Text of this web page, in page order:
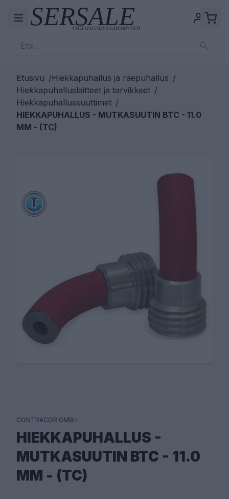
Etusivu /Hiekkapuhallus ja raepuhallus /
Hiekkapuhalluslaitteet ja tarvikkeet /
Hiekkapuhallussuuttimet /
HIEKKAPUHALLUS - MUTKASUUTIN BTC - 11.0
MM - (TC)
CONTRACOR GMBH
HIEKKAPUHALLUS -
MUTKASUUTIN BTC - 11.0
MM - (TC)